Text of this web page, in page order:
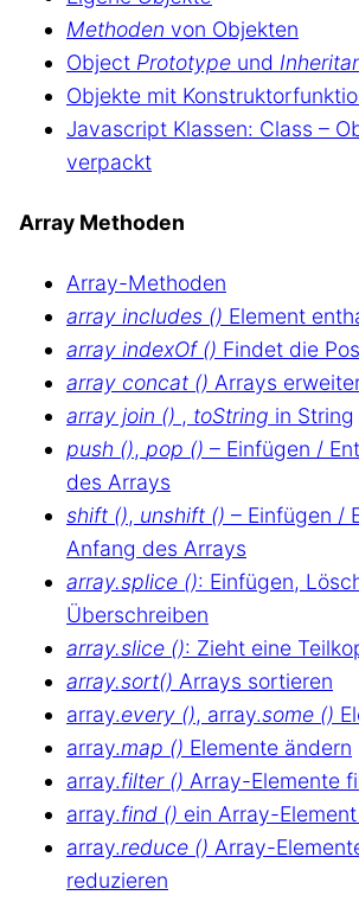
Methoden von Objekten
Object Prototype und
Objekte mit
Javascript Klassen: Class –
verpackt
Array Methoden
Array-Methoden
array includes () Element
array indexOf () Findet die
array concat () Arrays
array join () , toString in String
push (), pop () – Einfügen /
des Arrays
shift (), unshift () – Einfügen /
Anfang des Arrays
array.splice (): Einfügen,
Überschreiben
array.slice (): Zieht eine
array.sort() Arrays sortieren
array.every (), array.some ()
array.map () Elemente ändern
array.filter () Array-Elemente
array.find () ein Array-
array.reduce () Array-
reduzieren